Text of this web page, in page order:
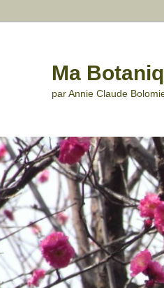
Ma
par Annie Claude